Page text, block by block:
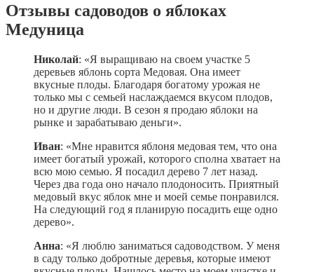
Отзывы садоводов о яблоках
Медуница
Николай: «Я выращиваю на своем участке 5
деревьев яблонь сорта Медовая. Она имеет
вкусные плоды. Благодаря богатому урожая не
только мы с семьей наслаждаемся вкусом плодов,
но и другие люди. В сезон я продаю яблоки на
рынке и зарабатываю деньги».
Иван: «Мне нравится яблоня медовая тем, что она
имеет богатый урожай, которого сполна хватает на
всю мою семью. Я посадил дерево 7 лет назад.
Через два года оно начало плодоносить. Приятный
медовый вкус яблок мне и моей семье понравился.
На следующий год я планирую посадить еще одно
дерево».
Анна: «Я люблю заниматься садоводством. У меня
в саду только добротные деревья, которые имеют